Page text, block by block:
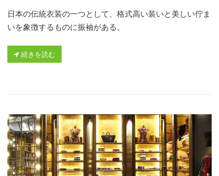
日本の伝統衣装の一つとして、格式高い装いと美しい佇ま
いを象徴するものに振袖がある。
続きを読む